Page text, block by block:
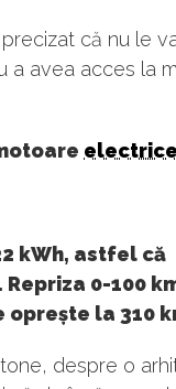
că nu le
a avea acces la
electrice
kWh, astfel că
Repriza 0-100
oprește la 310
despre o